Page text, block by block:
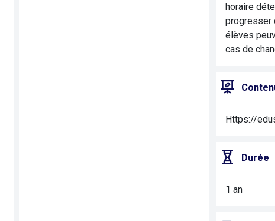
horaire
progresser
élèves
cas de
Https://
Durée
1 an